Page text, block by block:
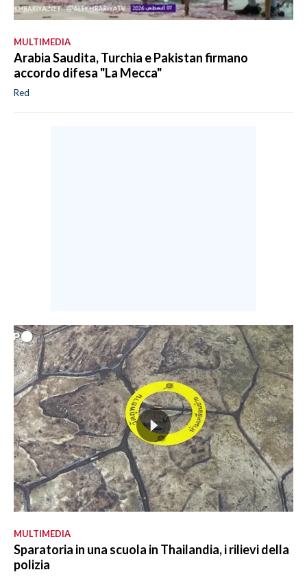
MULTIMEDIA
Arabia Saudita, Turchia e Pakistan firmano
accordo difesa "La Mecca"
Red
MULTIMEDIA
Sparatoria in una scuola in Thailandia, i rilievi della
polizia